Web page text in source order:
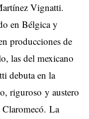
Vignatti.
en Bélgica y
producciones de
las del mexicano
debuta en la
riguroso y austero
Claromecó. La